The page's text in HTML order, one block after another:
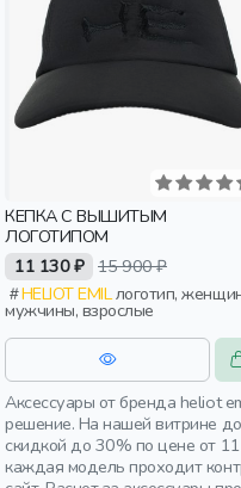
КЕПКА С ВЫШИТЫМ
ЛОГОТИПОМ
11 130 ₽ 15 900 ₽
HELIOT EMILлоготип, женщины,
мужчины, взрослые
Аксессуары от бренда heliot
решение. На нашей витрине
скидкой до 30% по цене от
каждая модель проходит